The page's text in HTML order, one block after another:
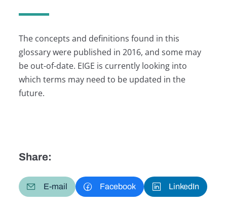
The concepts and definitions found in this
glossary were published in 2016, and some may
be out-of-date. EIGE is currently looking into
which terms may need to be updated in the
future.
Share:
E-mail Facebook LinkedIn